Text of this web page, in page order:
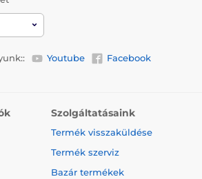
Youtube
Facebook
Szolgáltatásaink
Termék visszaküldése
Termék szerviz
Bazár termékek